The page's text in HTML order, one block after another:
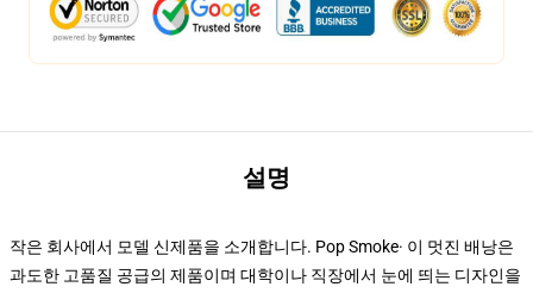
설명
작은 회사에서 모델 신제품을 소개합니다. Pop Smoke· 이 멋진 배낭은
과도한 고품질 공급의 제품이며 대학이나 직장에서 눈에 띄는 디자인을